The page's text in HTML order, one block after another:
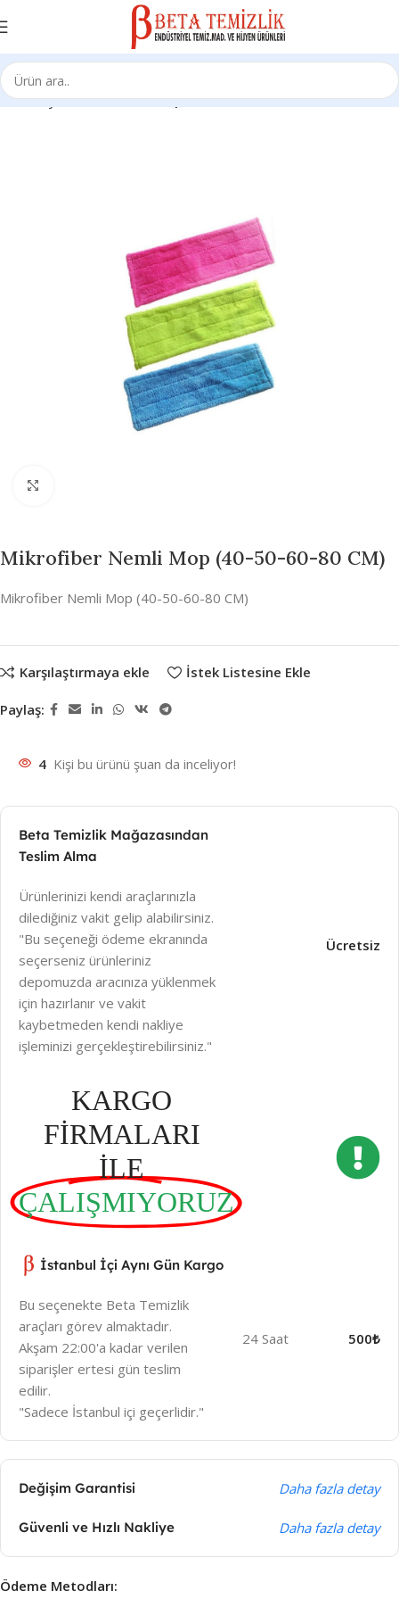
Ana Sayfa Sarf Ürünleri Moplar
Mikrofiber Nemli Mop (40-50-60-80 CM)
Mikrofiber Nemli Mop (40-50-60-80 CM)
Karşılaştırmaya ekle İstek Listesine Ekle
Paylaş:
4 Kişi bu ürünü şuan da inceliyor!
Beta Temizlik Mağazasından
Teslim Alma
Ürünlerinizi kendi araçlarınızla
dilediğiniz vakit gelip alabilirsiniz.
"Bu seçeneği ödeme ekranında
seçerseniz ürünleriniz
depomuzda aracınıza yüklenmek
için hazırlanır ve vakit
kaybetmeden kendi nakliye
işleminizi gerçekleştirebilirsiniz."
Ücretsiz
KARGO
FİRMALARI
İLE
ÇALIŞMIYORUZ
İstanbul İçi Aynı Gün Kargo
Bu seçenekte Beta Temizlik
araçları görev almaktadır.
Akşam 22:00'a kadar verilen
siparişler ertesi gün teslim
edilir.
"Sadece İstanbul içi geçerlidir."
24 Saat 500₺
Değişim Garantisi Daha fazla detay
Güvenli ve Hızlı Nakliye Daha fazla detay
Ödeme Metodları: